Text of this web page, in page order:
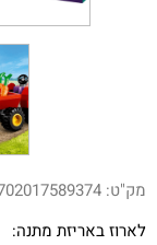
מק"ט:
לארוז באריזת מתנה: